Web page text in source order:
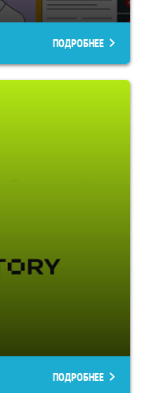
ПОДРОБНЕЕ
ПОДРОБНЕЕ